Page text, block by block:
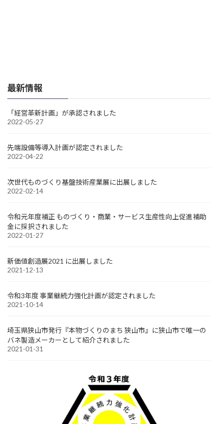
最新情報
「経営革新計画」が承認されました
2022-05-27
先端設備等導入計画が認定されました
2022-04-22
次世代ものづくり基盤技術産業展に出展しました
2022-02-14
令和元年度補正 ものづくり・商業・サービス生産性向上促進補助
金に採択されました
2022-01-27
新価値創造展2021 に出展しました
2021-12-13
令和3年度 事業継続力強化計画が認定されました
2021-10-14
埼玉県狭山市発行『本物づくりのまち 狭山市』に狭山市で唯一の
バネ製造メーカーとして紹介されました
2021-01-31